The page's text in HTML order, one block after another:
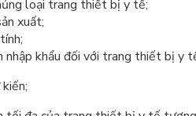
loại trang thiết bị y tế;
xuất;
nhập khẩu đối với trang thiết bị y